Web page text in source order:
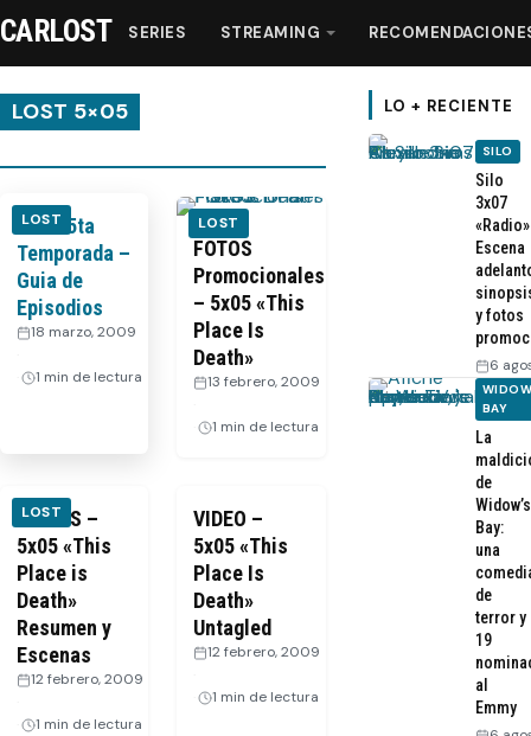
Streaming
Recomendaciones
Videos
CARLOST SERIES STREAMING
LOST 5×05
LOST
LOST 5ta
Temporada –
Guia de
Episodios
18 marzo, 2009
1 min de lectura
LOST
FOTOS
Promocionales
– 5x05 «This
Place Is
Death»
13 febrero, 2009
1 min de lectura
LOST
VIDEOS –
5x05 «This
Place is
Death»
Resumen y
Escenas
12 febrero, 2009
1 min de lectura
VIDEO –
5x05 «This
Place Is
Death»
Untagled
12 febrero, 2009
1 min de lectura
LO + RECIENTE
SILO
Silo
3x07
Escena
y fotos
6
BAY
La
de
Widow’s
Bay:
una
de
terror y
19
al
Emmy